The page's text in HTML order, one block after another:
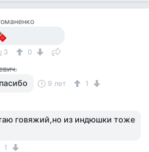
3 0
9 лет 1
говяжий,но из индюшки тоже
1